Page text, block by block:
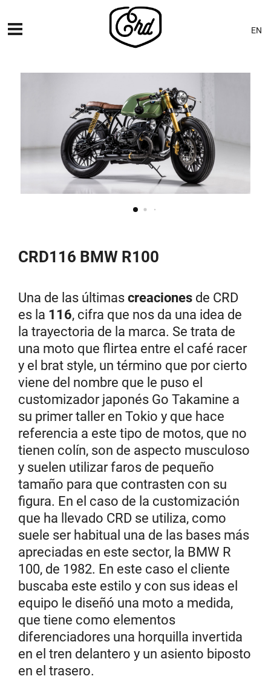
BLOG
CONTACTO
EN
CRD116 BMW R100
Una de las últimas creaciones de CRD
es la 116, cifra que nos da una idea de
la trayectoria de la marca. Se trata de
una moto que flirtea entre el café racer
y el brat style, un término que por cierto
viene del nombre que le puso el
customizador japonés Go Takamine a
su primer taller en Tokio y que hace
referencia a este tipo de motos, que no
tienen colín, son de aspecto musculoso
y suelen utilizar faros de pequeño
tamaño para que contrasten con su
figura. En el caso de la customización
que ha llevado CRD se utiliza, como
suele ser habitual una de las bases más
apreciadas en este sector, la BMW R
100, de 1982. En este caso el cliente
buscaba este estilo y con sus ideas el
equipo le diseñó una moto a medida,
que tiene como elementos
diferenciadores una horquilla invertida
en el tren delantero y un asiento biposto
en el trasero.